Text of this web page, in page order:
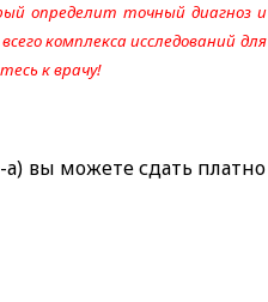
определит точный диагноз и
комплекса исследований для
к врачу!
вы можете сдать платно